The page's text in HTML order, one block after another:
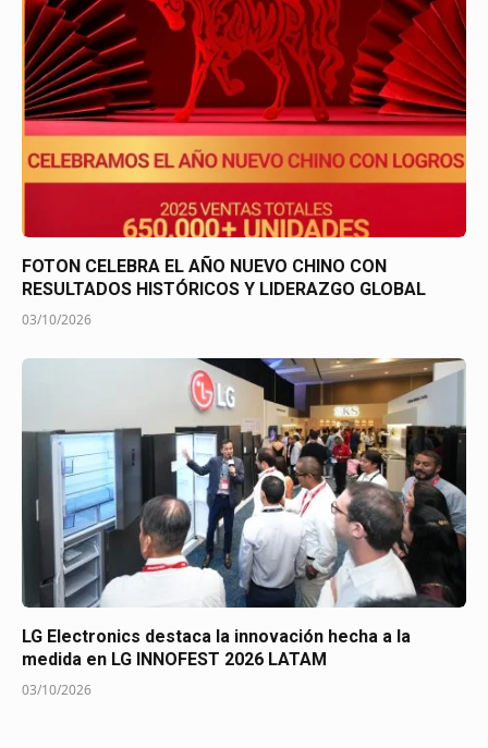
FOTON CELEBRA EL AÑO NUEVO CHINO CON
RESULTADOS HISTÓRICOS Y LIDERAZGO GLOBAL
03/10/2026
LG Electronics destaca la innovación hecha a la
medida en LG INNOFEST 2026 LATAM
03/10/2026